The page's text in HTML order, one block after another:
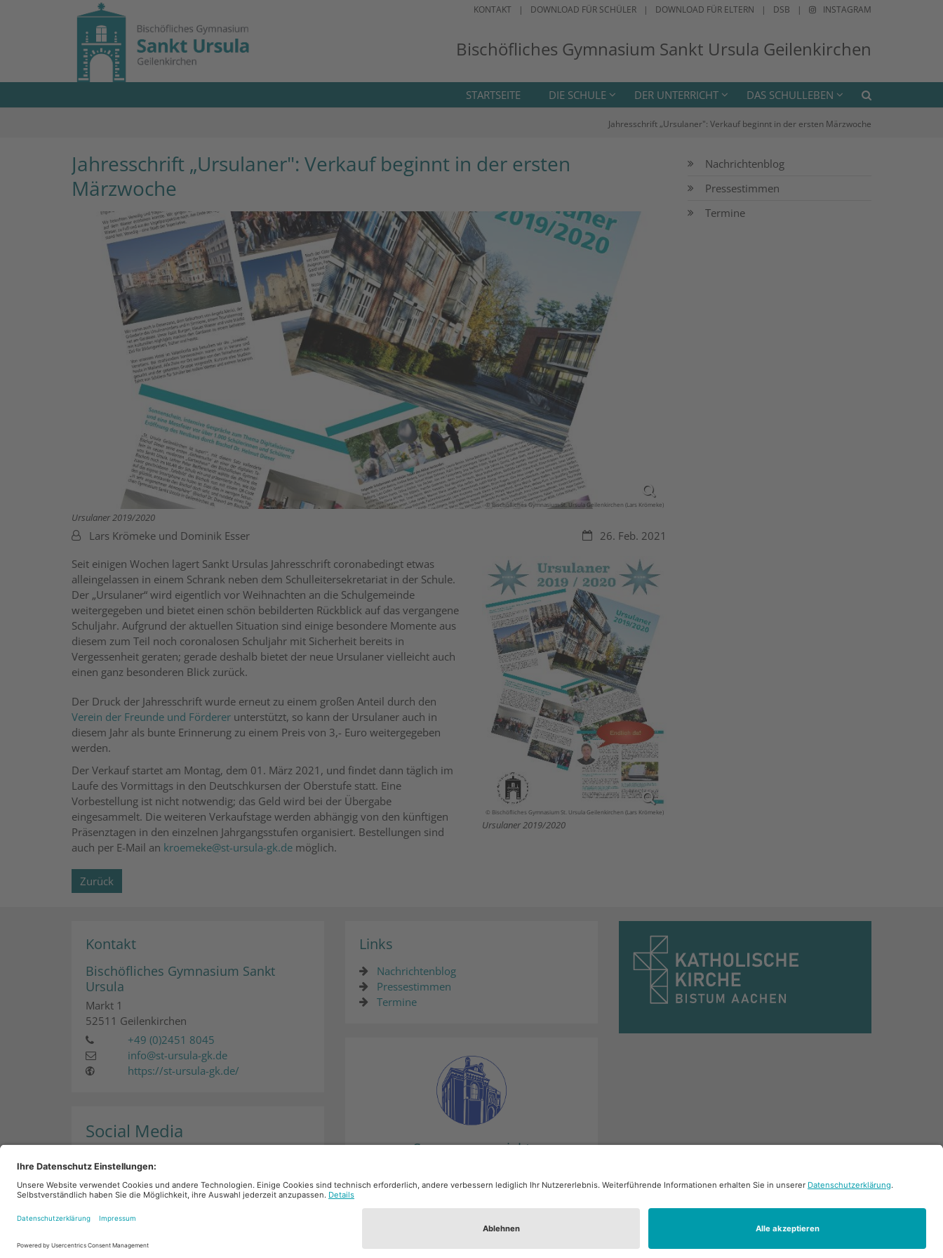
KONTAKT DOWNLOAD FÜR SCHÜLER DOWNLOAD FÜR ELTERN DSB INSTAGRAM
Bischöfliches Gymnasium Sankt Ursula Geilenkirchen
STARTSEITE DIE SCHULE DER UNTERRICHT DAS SCHULLEBEN
Jahresschrift „Ursulaner": Verkauf beginnt in der ersten Märzwoche
Jahresschrift „Ursulaner": Verkauf beginnt in der ersten
Märzwoche
© Bischöfliches Gymnasium St. Ursula Geilenkirchen (Lars Krömeke)
Ursulaner 2019/2020
Datum:26. Feb. 2021
Von:Lars Krömeke und Dominik Esser
© Bischöfliches Gymnasium St. Ursula Geilenkirchen (Lars Krömeke)
Ursulaner 2019/2020
Seit einigen Wochen lagert Sankt Ursulas Jahresschrift coronabedingt etwas
alleingelassen in einem Schrank neben dem Schulleitersekretariat in der Schule.
Der „Ursulaner“ wird eigentlich vor Weihnachten an die Schulgemeinde
weitergegeben und bietet einen schön bebilderten Rückblick auf das vergangene
Schuljahr. Aufgrund der aktuellen Situation sind einige besondere Momente aus
diesem zum Teil noch coronalosen Schuljahr mit Sicherheit bereits in
Vergessenheit geraten; gerade deshalb bietet der neue Ursulaner vielleicht auch
einen ganz besonderen Blick zurück.
Der Druck der Jahresschrift wurde erneut zu einem großen Anteil durch den
Verein der Freunde und Förderer unterstützt, so kann der Ursulaner auch in
diesem Jahr als bunte Erinnerung zu einem Preis von 3,- Euro weitergegeben
werden.
Der Verkauf startet am Montag, dem 01. März 2021, und findet dann täglich im
Laufe des Vormittags in den Deutschkursen der Oberstufe statt. Eine
Vorbestellung ist nicht notwendig; das Geld wird bei der Übergabe
eingesammelt. Die weiteren Verkaufstage werden abhängig von den künftigen
Präsenztagen in den einzelnen Jahrgangsstufen organisiert. Bestellungen sind
auch per E-Mail an kroemeke@st-ursula-gk.de möglich.
Zurück
Nachrichtenblog
Pressestimmen
Termine
Kontakt
Bischöfliches Gymnasium Sankt
Ursula
Markt 1
52511 Geilenkirchen
+49 (0)2451 8045
info@st-ursula-gk.de
https://st-ursula-gk.de/
Social Media
Links
Nachrichtenblog
Pressestimmen
Termine
Synagogenprojekt
© 2025 Bistum Aachen